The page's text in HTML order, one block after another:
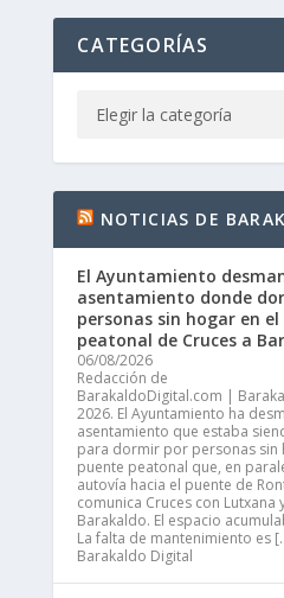
CATEGORÍAS
NOTICIAS DE
El Ayuntamiento
asentamiento donde
personas sin hogar en
peatonal de Cruces a
06/08/2026
Redacción de
BarakaldoDigital.com |
2026. El Ayuntamiento ha
asentamiento que estaba
para dormir por personas sin
puente peatonal que, en
autovía hacia el puente de
comunica Cruces con Lutxana
Barakaldo. El espacio
La falta de mantenimiento es
Barakaldo Digital